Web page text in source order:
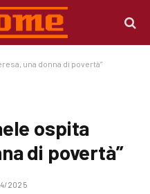
una donna di povertà”
ospita
di povertà”
2025